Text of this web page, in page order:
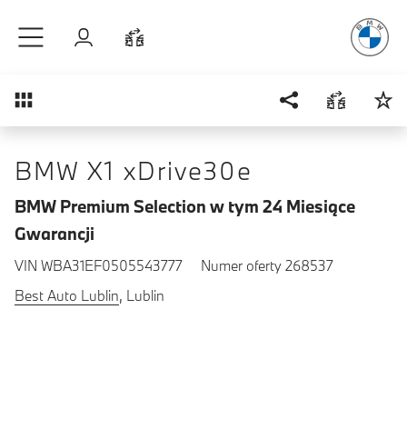
Zaloguj się
Przegląd
BMW X1 xDrive30e
BMW Premium Selection w tym 24 Miesiące
Gwarancji
VIN WBA31EF0505543777
Numer oferty 268537
Best Auto Lublin, Lublin